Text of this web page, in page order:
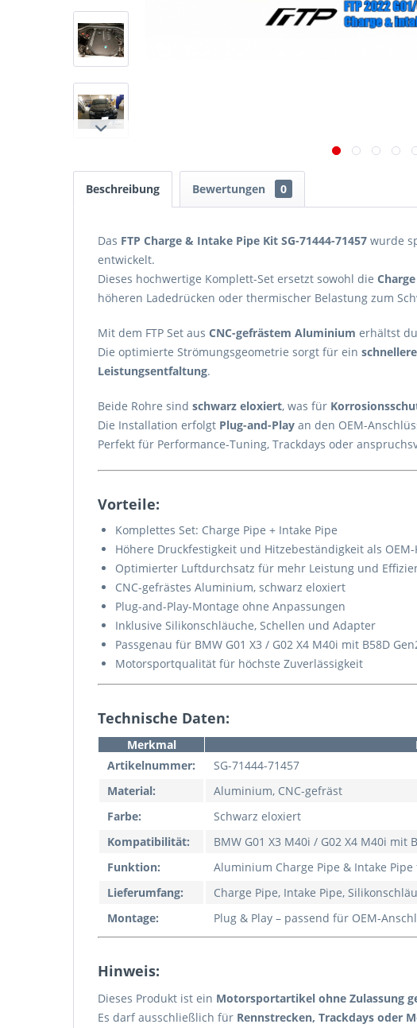
Beschreibung Bewertungen 0
Das FTP Charge & Intake Pipe Kit SG-71444-71457 wurde
entwickelt.
Dieses hochwertige Komplett-Set ersetzt sowohl die
höheren Ladedrücken oder thermischer Belastung zum
Mit dem FTP Set aus CNC-gefrästem Aluminium erhältst du
Die optimierte Strömungsgeometrie sorgt für ein
Leistungsentfaltung.
Beide Rohre sind schwarz eloxiert, was für
Die Installation erfolgt Plug-and-Play an den OEM-
Perfekt für Performance-Tuning, Trackdays oder
Vorteile:
Komplettes Set: Charge Pipe + Intake Pipe
Höhere Druckfestigkeit und Hitzebeständigkeit als
Optimierter Luftdurchsatz für mehr Leistung und
CNC-gefrästes Aluminium, schwarz eloxiert
Plug-and-Play-Montage ohne Anpassungen
Inklusive Silikonschläuche, Schellen und Adapter
Passgenau für BMW G01 X3 / G02 X4 M40i mit B58D
Motorsportqualität für höchste Zuverlässigkeit
Technische Daten:
Merkmal
Artikelnummer:
SG-71444-71457
Material:
Aluminium, CNC-gefräst
Farbe:
Schwarz eloxiert
Kompatibilität:
BMW G01 X3 M40i / G02 X4 M40i mit
Funktion:
Aluminium Charge Pipe & Intake
Lieferumfang:
Charge Pipe, Intake Pipe,
Montage:
Plug & Play – passend für OEM-
Hinweis:
Dieses Produkt ist ein Motorsportartikel ohne Zulassung
Es darf ausschließlich für Rennstrecken, Trackdays oder